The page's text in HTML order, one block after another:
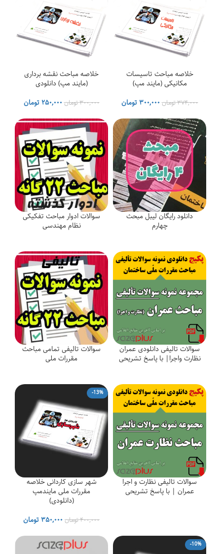
خلاصه مباحث تاسیسات
مکانیکی (مایند مپ)
۳۷۴,۰۰۰تومانقیمت
۳۷۴,۰۰۰ تومان
بود.
۳۰۰,۰۰۰تومانقیمت
۳۰۰,۰۰۰ تومان
است.
خلاصه مباحث نقشه برداری
(مایند مپ) دانلودی
۳۰۰,۰۰۰تومانقیمت
۳۰۰,۰۰۰ تومان
بود.
۲۵۰,۰۰۰تومانقیمت
است.
دانلود رایگان لیبل مبحث
چهارم
سوالات ادوار مباحث تفکیکی
نظام مهندسی
سوالات تالیفی دانلودی عمران
نظارت واجرا| با پاسخ تشریحی
سوالات تالیفی تمامی مباحث
مقررات ملی
سوالات تالیفی نظارت و اجرا
عمران | با پاسخ تشریحی
-13%
شهر سازی کاردانی خلاصه
مقررات ملی مایندمپ
(دانلودی)
۴۰۰,۰۰۰تومانقیمت
۴۰۰,۰۰۰ تومان
بود.
۳۵۰,۰۰۰تومانقیمت
-10%